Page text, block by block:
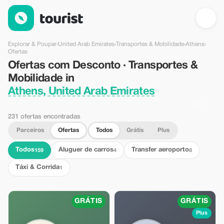
Ofertas com Desconto · Transportes & Mobilidade in Athens,
Explorar & Poupar›United Arab Emirates›Transportes & Mobilidade›Athens›
Ofertas
Ofertas com Desconto · Transportes &
Mobilidade in
Athens, United Arab Emirates
231 ofertas encontradas
Parceiros Ofertas Todos Grátis Plus
Todos159 Aluguer de carros4 Transfer aeroporto8
Táxi & Corrida1
GRÁTIS GRÁTIS
Plus